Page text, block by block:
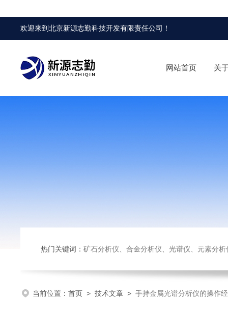
欢迎来到北京新源志勤科技开发有限责任公司 ！
网站首页 关
热门关键词： 矿石分析仪、合金分析仪、光谱仪、元素分析
当前位置： 首页 > 技术文章 > 手持金属光谱分析仪的操作